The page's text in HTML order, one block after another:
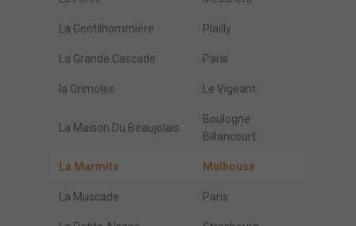
La Gentilhommière Plailly
La Grande Cascade Paris
la Grimolee Le Vigeant
La Maison Du Beaujolais
Boulogne
Billancourt
La Marmite Mulhouse
La Muscade Paris